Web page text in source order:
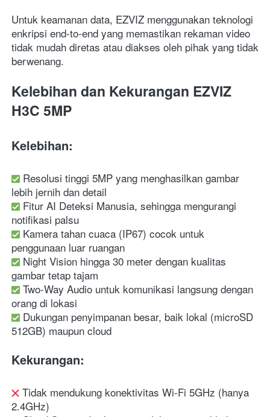
Untuk keamanan data, EZVIZ menggunakan teknologi
enkripsi end-to-end yang memastikan rekaman video
tidak mudah diretas atau diakses oleh pihak yang tidak
berwenang.
Kelebihan dan Kekurangan EZVIZ
H3C 5MP
Kelebihan:
Resolusi tinggi 5MP yang menghasilkan gambar
lebih jernih dan detail
Fitur AI Deteksi Manusia, sehingga mengurangi
notifikasi palsu
Kamera tahan cuaca (IP67) cocok untuk
penggunaan luar ruangan
Night Vision hingga 30 meter dengan kualitas
gambar tetap tajam
Two-Way Audio untuk komunikasi langsung dengan
orang di lokasi
Dukungan penyimpanan besar, baik lokal (microSD
512GB) maupun cloud
Kekurangan:
Tidak mendukung konektivitas Wi-Fi 5GHz (hanya
2.4GHz)